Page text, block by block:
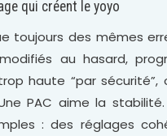
qui créent le yoyo
toujours des mêmes
au hasard,
haute “par
PAC aime la
: des réglages